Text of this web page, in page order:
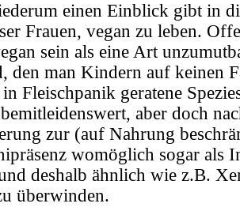
einen Einblick gibt in
Frauen, vegan zu leben.
sein als eine Art
den man Kindern auf keinen
Fleischpanik geratene
aber doch
zur (auf Nahrung
womöglich sogar als
deshalb ähnlich wie z.B.
überwinden.